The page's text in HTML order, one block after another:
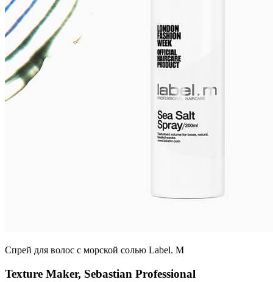
Спрей для волос с морской солью Label. M
Texture Maker, Sebastian Professional